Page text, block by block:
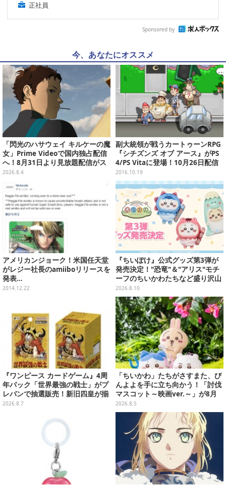
正社員
Sponsored by
今、あなたにオススメ
「閃光のハサウェイ キルケーの魔
女」Prime Videoで国内独占配信
へ！8月31日より見放題配信がス
タート
2026.8.4
副大統領が戦うカートゥーンRPG
『シチズンズ オブ アース』がPS
4/PS Vitaに登場！10月26日配信
決定
2016.10.19
アメリカンジョーク！米国任天堂
がレジー社長のamiiboリリースを
発表…
2014.12.22
『ちいぽけ』公式グッズ第3弾が
発売決定！"恐竜"＆"アリス"モチ
ーフのちいかわたちなど盛り沢山
ーポップアップストアを全国5箇
所で開催
2026.8.10
『ワンピース カードゲーム』4周
年パック「世界最強の戦士」がプ
レバンで抽選販売！新旧四皇が揃
い踏み、刃牙作者が描く「カイド
2026.8.7
「ちいかわ」たちがさすまた、び
んよよを手に立ち向かう！「討伐
マスコット～映画ver.～」が8月
中旬より順次展開
2026.8.5